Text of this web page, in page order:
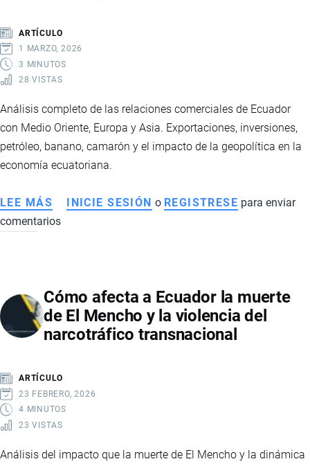
ARTÍCULO
1 MARZO, 2026
3 MINUTOS
28 VISTAS
Análisis completo de las relaciones comerciales de Ecuador
con Medio Oriente, Europa y Asia. Exportaciones, inversiones,
petróleo, banano, camarón y el impacto de la geopolítica en la
economía ecuatoriana.
LEE MÁS SOBRE
ECUADOR
COMERCIALES
CON
MEDIO
Y
ASIA:
IMPACTO
INICIE SESIÓN o REGISTRESE para enviar
comentarios
Cómo afecta a Ecuador la muerte
de El Mencho y la violencia del
narcotráfico transnacional
ARTÍCULO
23 FEBRERO, 2026
4 MINUTOS
23 VISTAS
Análisis del impacto que la muerte de El Mencho y la dinámica